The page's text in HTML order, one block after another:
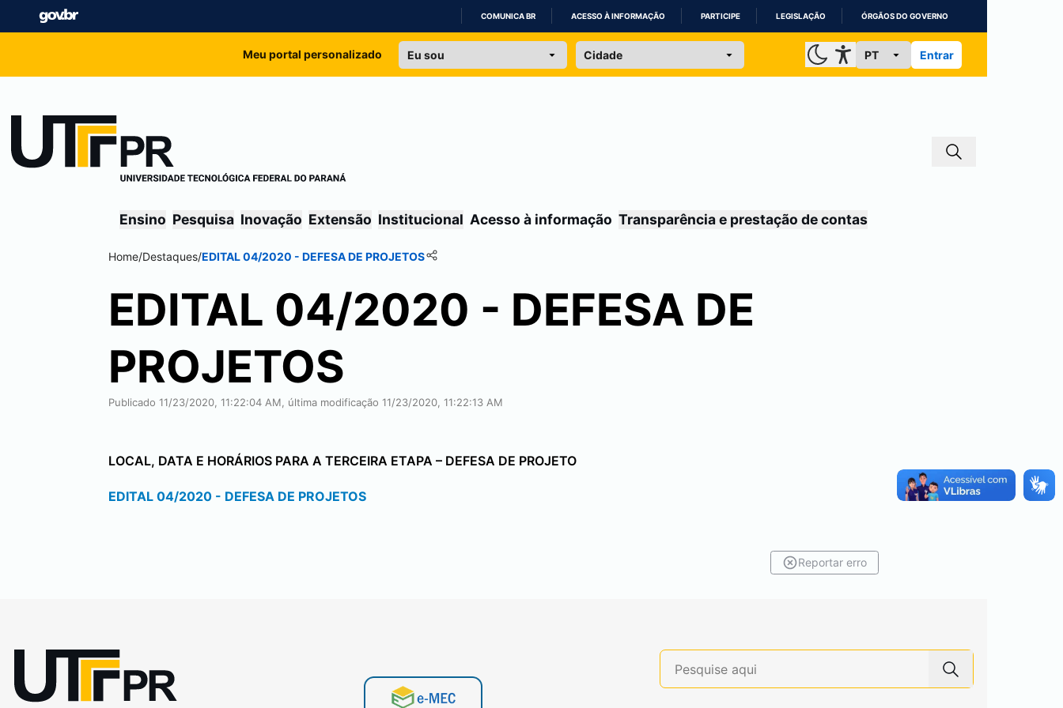
IR
COMUNICA BR ACESSO À INFORMAÇÃO PARTICIPE LEGISLAÇÃO ÓRGÃOS DO GOVERNO
Meu portal personalizado Entrar
Ensino Pesquisa Inovação Extensão Institucional Acesso à informação Transparência e prestação de contas
Home/Destaques/EDITAL 04/2020 - DEFESA DE PROJETOS
EDITAL 04/2020 - DEFESA DE
PROJETOS
Publicado 11/23/2020, 11:22:04 AM, última modificação 11/23/2020, 11:22:13 AM
LOCAL, DATA E HORÁRIOS PARA A TERCEIRA ETAPA – DEFESA DE PROJETO
EDITAL 04/2020 - DEFESA DE PROJETOS
Reportar erro